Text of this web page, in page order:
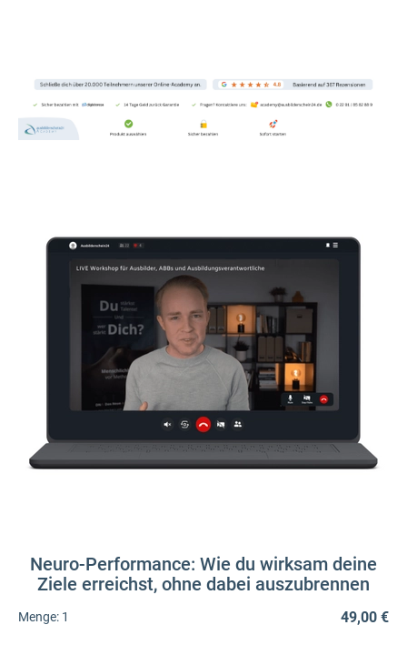
Neuro-Performance: Wie du wirksam deine
Ziele erreichst, ohne dabei auszubrennen
Menge: 1
49,00 €